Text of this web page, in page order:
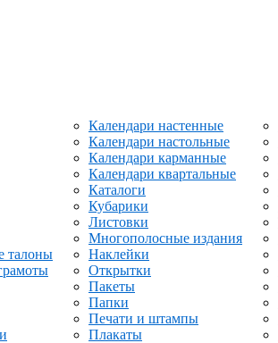
талоны
Календари настенные
Календари настольные
Календари карманные
Календари квартальные
Каталоги
Кубарики
Листовки
Многополосные издания
Наклейки
Открытки
Пакеты
Папки
Печати и штампы
Плакаты